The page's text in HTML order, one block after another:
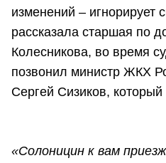
изменений – игнорирует
рассказала старшая по
Колесникова, во время
позвонил министр ЖКХ
Сергей Сизиков,
«Солоницин к вам